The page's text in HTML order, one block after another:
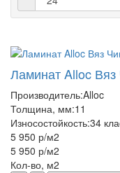
Ламинат Alloc Вяз
Производитель:Alloc
Толщина, мм:11
Износостойкость:34
5 950 р/м2
5 950 р/м2
Кол-во, м2